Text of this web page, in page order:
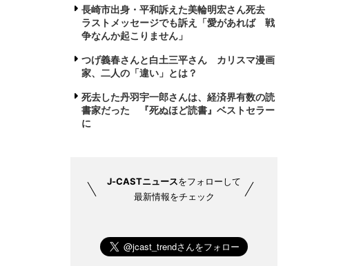
長崎市出身・平和訴えた美輪明宏さん死去
ラストメッセージでも訴え「愛があれば 戦
争なんか起こりません」
つげ義春さんと白土三平さん カリスマ漫画
家、二人の「違い」とは？
死去した丹羽宇一郎さんは、経済界有数の読
書家だった 『死ぬほど読書』ベストセラー
に
J-CASTニュースをフォローして
最新情報をチェック